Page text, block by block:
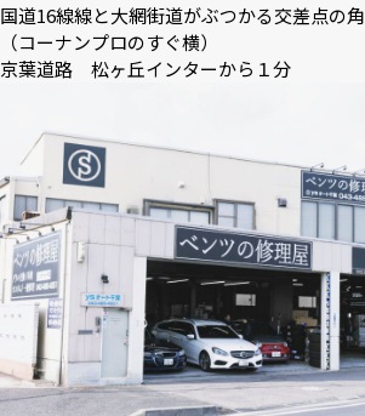
国道16線線と大網街道がぶつかる交差点の角
（コーナンプロのすぐ横）
京葉道路 松ヶ丘インターから１分